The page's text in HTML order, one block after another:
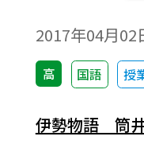
2017年04月02
高 国語 授
伊勢物語 筒井